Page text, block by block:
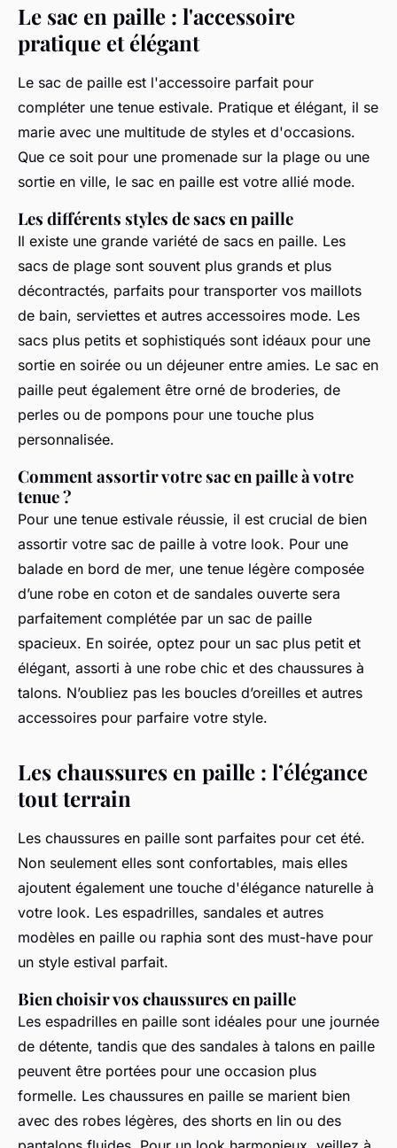
Le sac en paille : l'accessoire
pratique et élégant
Le sac de paille est l'accessoire parfait pour
compléter une tenue estivale. Pratique et élégant, il se
marie avec une multitude de styles et d'occasions.
Que ce soit pour une promenade sur la plage ou une
sortie en ville, le sac en paille est votre allié mode.
Les différents styles de sacs en paille
Il existe une grande variété de sacs en paille. Les
sacs de plage sont souvent plus grands et plus
décontractés, parfaits pour transporter vos maillots
de bain, serviettes et autres accessoires mode. Les
sacs plus petits et sophistiqués sont idéaux pour une
sortie en soirée ou un déjeuner entre amies. Le sac en
paille peut également être orné de broderies, de
perles ou de pompons pour une touche plus
personnalisée.
Comment assortir votre sac en paille à votre
tenue ?
Pour une tenue estivale réussie, il est crucial de bien
assortir votre sac de paille à votre look. Pour une
balade en bord de mer, une tenue légère composée
d’une robe en coton et de sandales ouverte sera
parfaitement complétée par un sac de paille
spacieux. En soirée, optez pour un sac plus petit et
élégant, assorti à une robe chic et des chaussures à
talons. N’oubliez pas les boucles d’oreilles et autres
accessoires pour parfaire votre style.
Les chaussures en paille : l’élégance
tout terrain
Les chaussures en paille sont parfaites pour cet été.
Non seulement elles sont confortables, mais elles
ajoutent également une touche d'élégance naturelle à
votre look. Les espadrilles, sandales et autres
modèles en paille ou raphia sont des must-have pour
un style estival parfait.
Bien choisir vos chaussures en paille
Les espadrilles en paille sont idéales pour une journée
de détente, tandis que des sandales à talons en paille
peuvent être portées pour une occasion plus
formelle. Les chaussures en paille se marient bien
avec des robes légères, des shorts en lin ou des